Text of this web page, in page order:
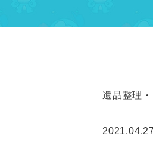
遺品整理
2021.04.27